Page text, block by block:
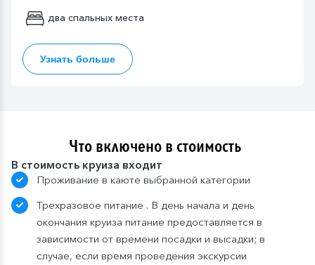
два спальных места
Узнать больше
Что включено в стоимость
В стоимость круиза входит
Проживание в каюте выбранной категории
Трехразовое питание . В день начала и день
окончания круиза питание предоставляется в
зависимости от времени посадки и высадки; в
случае, если время проведения экскурсии